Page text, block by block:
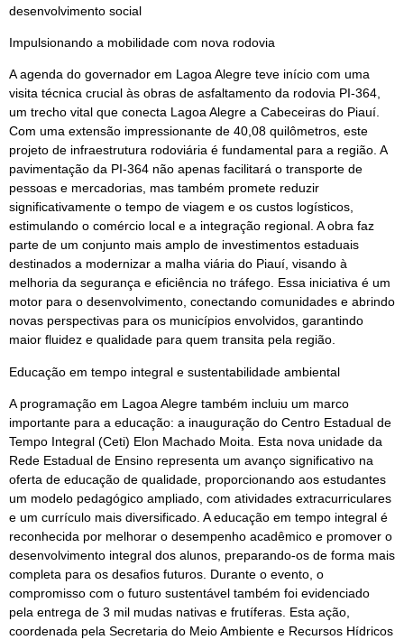
desenvolvimento social
Impulsionando a mobilidade com nova rodovia
A agenda do governador em Lagoa Alegre teve início com uma
visita técnica crucial às obras de asfaltamento da rodovia PI-364,
um trecho vital que conecta Lagoa Alegre a Cabeceiras do Piauí.
Com uma extensão impressionante de 40,08 quilômetros, este
projeto de infraestrutura rodoviária é fundamental para a região. A
pavimentação da PI-364 não apenas facilitará o transporte de
pessoas e mercadorias, mas também promete reduzir
significativamente o tempo de viagem e os custos logísticos,
estimulando o comércio local e a integração regional. A obra faz
parte de um conjunto mais amplo de investimentos estaduais
destinados a modernizar a malha viária do Piauí, visando à
melhoria da segurança e eficiência no tráfego. Essa iniciativa é um
motor para o desenvolvimento, conectando comunidades e abrindo
novas perspectivas para os municípios envolvidos, garantindo
maior fluidez e qualidade para quem transita pela região.
Educação em tempo integral e sustentabilidade ambiental
A programação em Lagoa Alegre também incluiu um marco
importante para a educação: a inauguração do Centro Estadual de
Tempo Integral (Ceti) Elon Machado Moita. Esta nova unidade da
Rede Estadual de Ensino representa um avanço significativo na
oferta de educação de qualidade, proporcionando aos estudantes
um modelo pedagógico ampliado, com atividades extracurriculares
e um currículo mais diversificado. A educação em tempo integral é
reconhecida por melhorar o desempenho acadêmico e promover o
desenvolvimento integral dos alunos, preparando-os de forma mais
completa para os desafios futuros. Durante o evento, o
compromisso com o futuro sustentável também foi evidenciado
pela entrega de 3 mil mudas nativas e frutíferas. Esta ação,
coordenada pela Secretaria do Meio Ambiente e Recursos Hídricos